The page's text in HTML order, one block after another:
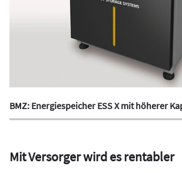
BMZ: Energiespeicher ESS X mit höherer
Mit Versorger wird es rentabler